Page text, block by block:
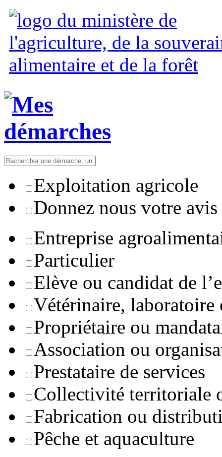
Exploitation agricole
Donnez nous votre avis
Entreprise
Particulier
Elève ou candidat de
Vétérinaire, laboratoire
Propriétaire ou
Association ou
Prestataire de services
Collectivité territoriale
Fabrication ou
Pêche et aquaculture